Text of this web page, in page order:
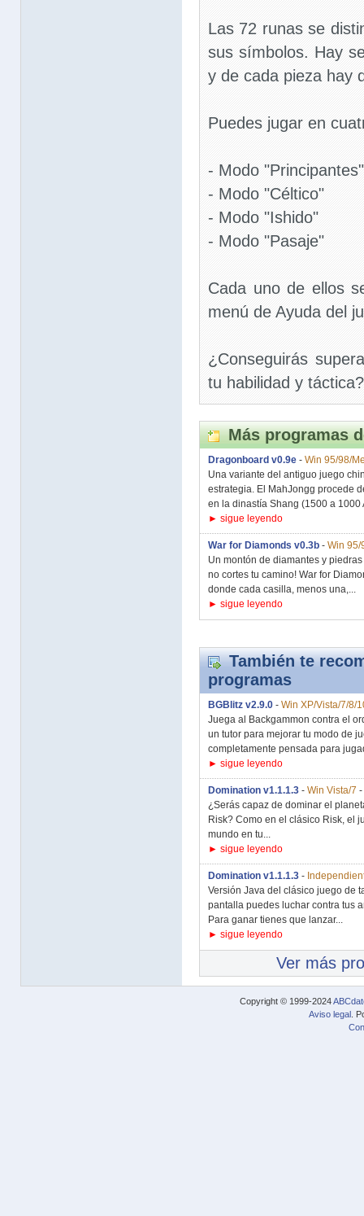
Las 72 runas se
sus símbolos. Hay
y de cada pieza hay
Puedes jugar en
- Modo "Principantes"
- Modo "Céltico"
- Modo "Ishido"
- Modo "Pasaje"
Cada uno de ellos
menú de Ayuda del
¿Conseguirás
tu habilidad y táctica?
Más programas
Dragonboard v0.9e - Win 95/98/
Una variante del antiguo juego
estrategia. El MahJongg procede
en la dinastía Shang (1500 a 1000
► sigue leyendo
War for Diamonds v0.3b - Win 95/
Un montón de diamantes y
no cortes tu camino! War for
donde cada casilla, menos una,...
► sigue leyendo
También te
programas
BGBlitz v2.9.0 - Win XP/Vista/7/8/
Juega al Backgammon contra el
un tutor para mejorar tu modo de
completamente pensada para
► sigue leyendo
Domination v1.1.1.3 - Win Vista/7 -
¿Serás capaz de dominar el
Risk? Como en el clásico Risk, el
mundo en tu...
► sigue leyendo
Domination v1.1.1.3 -
Versión Java del clásico juego de
pantalla puedes luchar contra tus
Para ganar tienes que lanzar...
► sigue leyendo
Ver más
Copyright © 1999-2024
Aviso legal .